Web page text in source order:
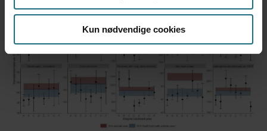
Kun nødvendige cookies